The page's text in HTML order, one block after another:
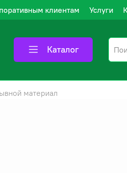
клиентам Услуги
Каталог
материал